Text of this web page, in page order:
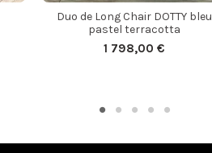
Duo de Long Chair DOTTY bleu
pastel terracotta
1 798,00 €